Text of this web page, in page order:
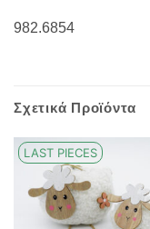
982.6854
Σχετικά Προϊόντα
LAST PIECES